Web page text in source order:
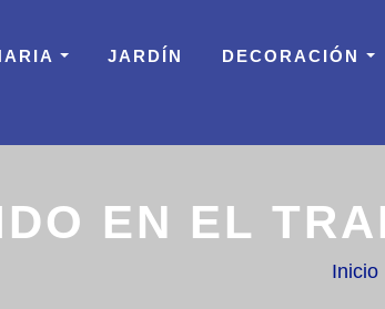
JARDÍN DECORACIÓN
EN EL
Inicio